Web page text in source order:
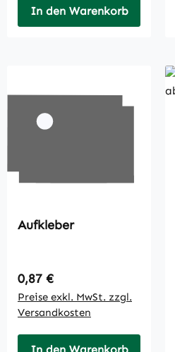
In den Warenkorb
Aufkleber
Regulärer Preis:
0,87 €
Preise exkl. MwSt. zzgl.
Versandkosten